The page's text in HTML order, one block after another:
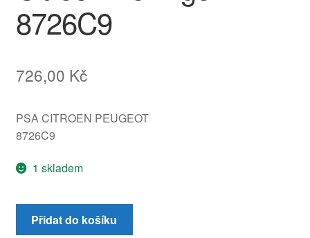
8726C9
726,00 Kč
PSA CITROEN PEUGEOT
8726C9
1 skladem
Zámek
pravých
Přidat do košíku